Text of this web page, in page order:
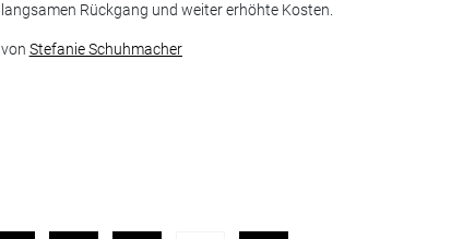
langsamen Rückgang und weiter erhöhte Kosten.
von Stefanie Schuhmacher